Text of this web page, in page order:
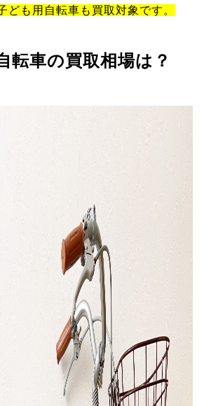
ども用自転車も買取対象です。
転車の買取相場は？